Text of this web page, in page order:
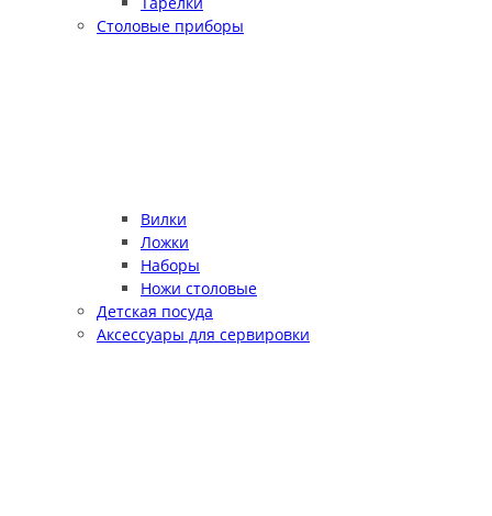
Столовые приборы
Вилки
Ложки
Наборы
Ножи столовые
Детская посуда
Аксессуары для сервировки